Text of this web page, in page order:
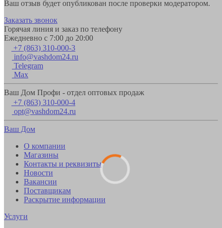
Ваш отзыв будет опубликован после проверки модератором.
Заказать звонок
Горячая линия и заказ по телефону
Ежедневно с 7:00 до 20:00
+7 (863) 310-000-3
info@vashdom24.ru
Telegram
Max
Ваш Дом Профи - отдел оптовых продаж
+7 (863) 310-000-4
opt@vashdom24.ru
Ваш Дом
О компании
Магазины
Контакты и реквизиты
Новости
Вакансии
Поставщикам
Раскрытие информации
Услуги